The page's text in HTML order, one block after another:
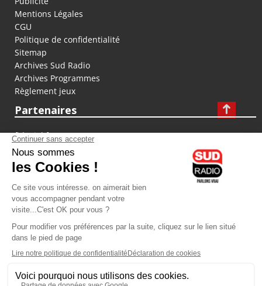
Mentions Légales
CGU
Politique de confidentialité
Sitemap
Archives Sud Radio
Archives Programmes
Règlement jeux
Partenaires
fiducial.fr
lyoncapitale.fr
olympique-et-lyonnais.com
L'application Iphone / Android
Téléchargez l'application
Les cookies
Gestion des cookies